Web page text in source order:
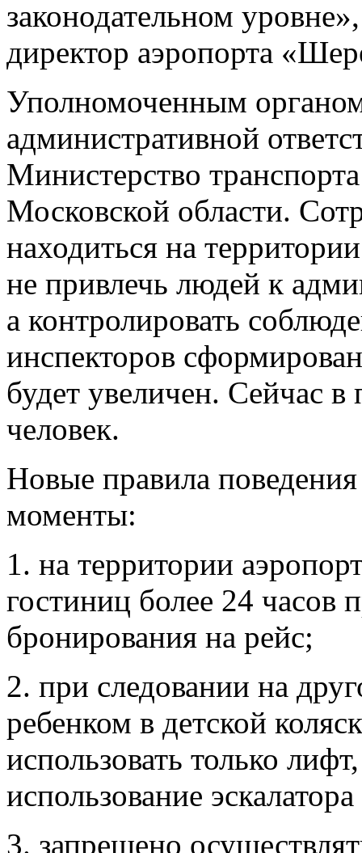
законодательном
директор аэропорта
Уполномоченным
административной
Министерство
Московской области.
находиться на
не привлечь людей к
а контролировать
инспекторов
будет увеличен. Сейчас в
человек.
Новые правила
моменты:
1. на территории
гостиниц более 24 часов
бронирования на рейс;
2. при следовании на
ребенком в детской
использовать только
использование
3. запрещено